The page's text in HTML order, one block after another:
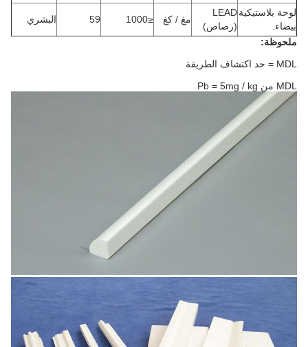
لوحة بلاستيكية
بيضاء.
LEAD
(رصاص)
مغ / كغ ≤1000
59 البشري
ملحوظة:
MDL = حد اكتشاف الطريقة
MDL من Pb = 5mg / kg